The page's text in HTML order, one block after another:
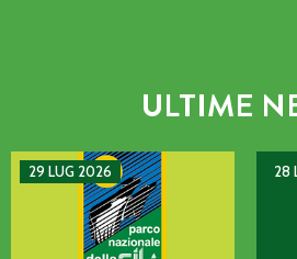
ULTIME
29 LUG 2026
AVVISO DI GUASTO SULLA LINEA28